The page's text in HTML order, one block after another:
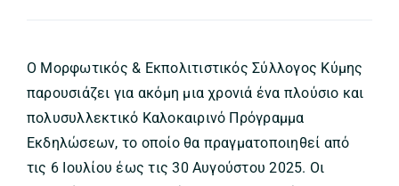
Ο Μορφωτικός & Εκπολιτιστικός Σύλλογος Κύμης
παρουσιάζει για ακόμη μια χρονιά ένα πλούσιο και
πολυσυλλεκτικό Καλοκαιρινό Πρόγραμμα
Εκδηλώσεων, το οποίο θα πραγματοποιηθεί από
τις 6 Ιουλίου έως τις 30 Αυγούστου 2025. Οι